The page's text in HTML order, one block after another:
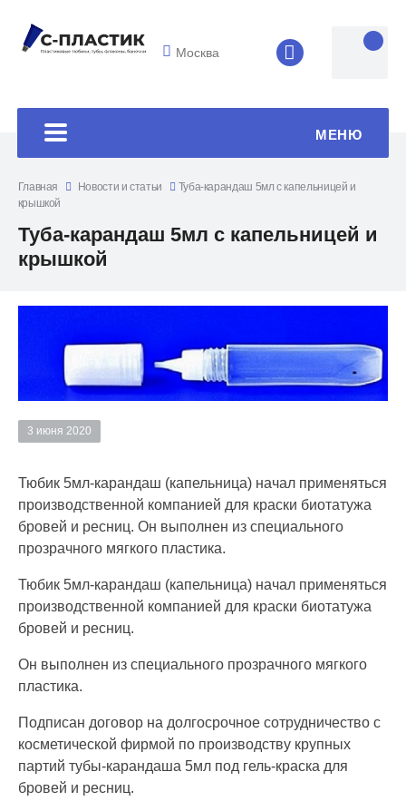
Москва 8 (4852) 33-
МЕНЮ
Главная Новости и статьи
Туба-карандаш 5мл с капельницей и
крышкой
Туба-карандаш 5мл с капельницей и
крышкой
3 июня 2020
Тюбик 5мл-карандаш (капельница) начал применяться
производственной компанией для краски биотатужа
бровей и ресниц. Он выполнен из специального
прозрачного мягкого пластика.
Тюбик 5мл-карандаш (капельница) начал применяться
производственной компанией для краски биотатужа
бровей и ресниц.
Он выполнен из специального прозрачного мягкого
пластика.
Подписан договор на долгосрочное сотрудничество с
косметической фирмой по производству крупных
партий тубы-карандаша 5мл под гель-краска для
бровей и ресниц.